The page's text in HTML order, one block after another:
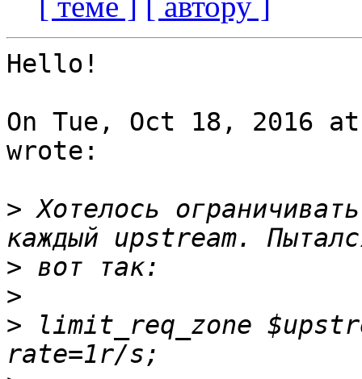
Hello!
On Tue, Oct 18, 2016
wrote:
> Хотелось
>
>
> limit_req_zone